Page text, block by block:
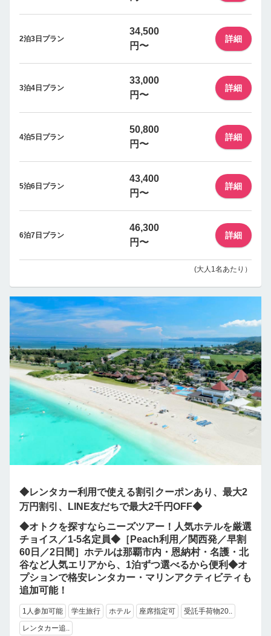
2泊3日プラン
34,500
円〜
詳細
3泊4日プラン
33,000
円〜
詳細
4泊5日プラン
50,800
円〜
詳細
5泊6日プラン
43,400
円〜
詳細
6泊7日プラン
46,300
円〜
詳細
(大人1名あたり）
◆レンタカー利用で使える割引クーポンあり、最大2
万円割引、LINE友だちで最大2千円OFF◆
◆オトクを探すならニーズツアー！人気ホテルを厳選
チョイス／1-5名定員◆［Peach利用／関西発／早割
60日／2日間］ホテルは那覇市内・恩納村・名護・北
谷など人気エリアから、1泊ずつ選べるから便利◆オ
プションで格安レンタカー・マリンアクティビティも
追加可能！
1人参加可能 学生旅行 ホテル 座席指定可
受託手荷物20..
レンタカー追..